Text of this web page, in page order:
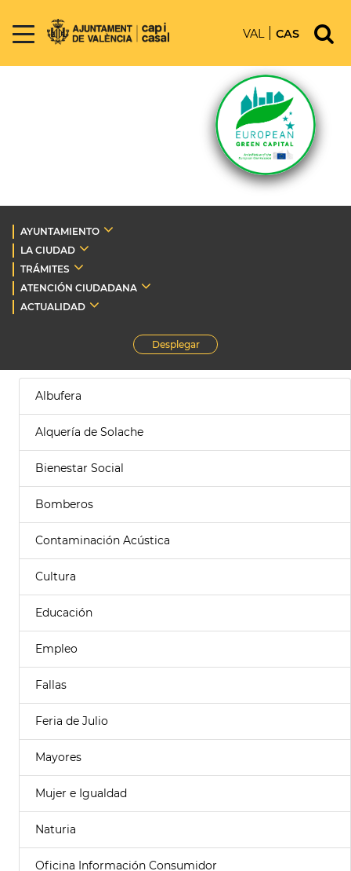
VAL CAS
AYUNTAMIENTO
LA CIUDAD
TRÁMITES
ATENCIÓN CIUDADANA
ACTUALIDAD
Desplegar
Albufera
Alquería de Solache
Bienestar Social
Bomberos
Contaminación Acústica
Cultura
Educación
Empleo
Fallas
Feria de Julio
Mayores
Mujer e Igualdad
Naturia
Oficina Información Consumidor